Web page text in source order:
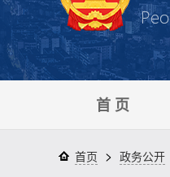
首 页
首页 > 政务公开